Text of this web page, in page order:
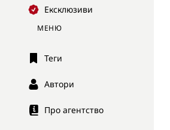
Ексклюзиви
МЕНЮ
Теги
Автори
Про агентство